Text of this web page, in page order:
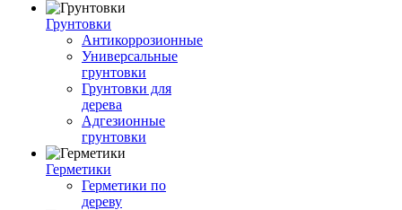
Грунтовки
Антикоррозионные
Универсальные
грунтовки
Грунтовки для
дерева
Адгезионные
грунтовки
Герметики
Герметики по
дереву